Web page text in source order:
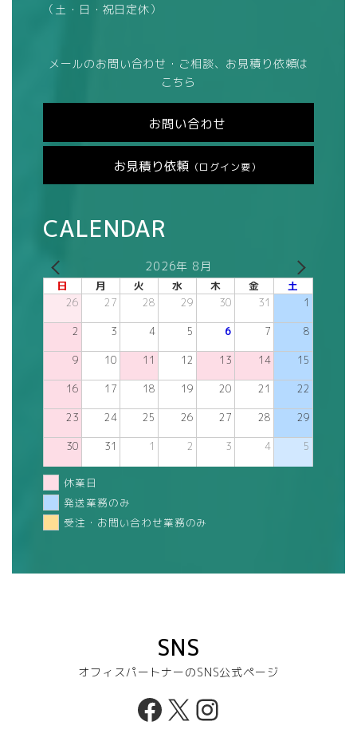
（土・日・祝日定休）
メールのお問い合わせ・ご相談、お見積り依頼は
こちら
お問い合わせ
お見積り依頼 （ログイン要）
CALENDAR
2026年 8月
日 月 火 水 木 金 土
26 27 28 29 30 31 1
2 3 4 5 6 7 8
9 10 11 12 13 14 15
16 17 18 19 20 21 22
23 24 25 26 27 28 29
30 31 1 2 3 4 5
休業日
発送業務のみ
受注・お問い合わせ業務のみ
SNS
オフィスパートナーのSNS公式ページ
Facebook
X Instagram